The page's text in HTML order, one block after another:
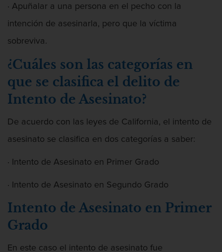
Audiencia Administrativa del DMV
Conducción imprudente con presencia
Conducción Imprudente sin Presencia
de Alcohol
Conducir bajo la influencia de drogas
duid
Cuarta Ofensa de DUI
Fraude Fiscal
· Apuñalar a una persona en el pecho con la
intención de asesinarla, pero que la víctima
sobreviva.
¿Cuáles son las categorías en
que se clasifica el delito de
Intento de Asesinato?
De acuerdo con las leyes de California, el intento de
asesinato se clasifica en dos categorías a saber:
· Intento de Asesinato en Primer Grado
· Intento de Asesinato en Segundo Grado
Intento de Asesinato en Primer
Grado
En este caso el intento de asesinato fue